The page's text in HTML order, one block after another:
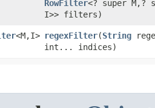
RowFilter<? super M,?
I>> filters)
<M,I> regexFilter​(String
int... indices)